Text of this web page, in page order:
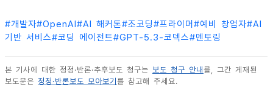
#개발자#OpenAI #AI 해커톤#조코딩#프라이머 #예비 창업자#AI
기반 서비스#코딩 에이전트#GPT-5.3-코덱스#멘토링
본 기사에 대한 정정·반론·추후보도 청구는 보도 청구 안내 를, 그간 게재된
보도문은 정정·반론보도 모아보기 를 참고해 주세요.